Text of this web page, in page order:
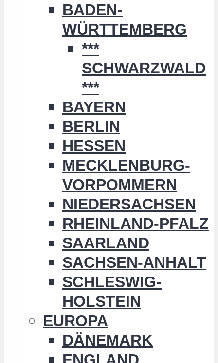
BADEN-
WÜRTTEMBERG
***
SCHWARZWALD
***
BAYERN
BERLIN
HESSEN
MECKLENBURG-
VORPOMMERN
NIEDERSACHSEN
RHEINLAND-PFALZ
SAARLAND
SACHSEN-ANHALT
SCHLESWIG-
HOLSTEIN
EUROPA
DÄNEMARK